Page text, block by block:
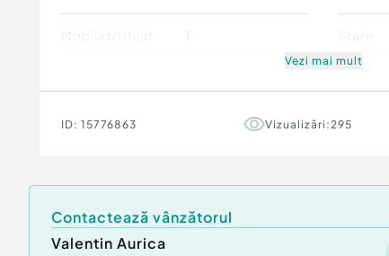
Vezi mai mult
ID: 15776863 Vizualizări: 295
Contactează vânzătorul
Valentin Aurica